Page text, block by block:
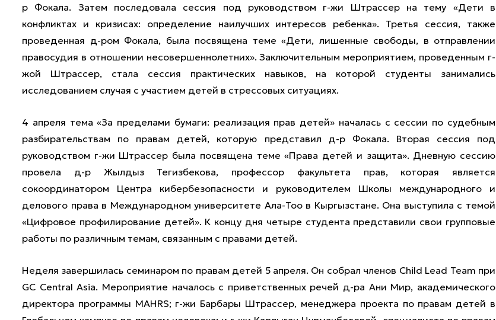
р Фокала. Затем последовала сессия под руководством г-жи Штрассер на тему «Дети в
конфликтах и кризисах: определение наилучших интересов ребенка». Третья сессия, также
проведенная д-ром Фокала, была посвящена теме «Дети, лишенные свободы, в отправлении
правосудия в отношении несовершеннолетних». Заключительным мероприятием, проведенным г-
жой Штрассер, стала сессия практических навыков, на которой студенты занимались
исследованием случая с участием детей в стрессовых ситуациях.
4 апреля тема «За пределами бумаги: реализация прав детей» началась с сессии по судебным
разбирательствам по правам детей, которую представил д-р Фокала. Вторая сессия под
руководством г-жи Штрассер была посвящена теме «Права детей и защита». Дневную сессию
провела д-р Жылдыз Тегизбекова, профессор факультета прав, которая является
сокоординатором Центра кибербезопасности и руководителем Школы международного и
делового права в Международном университете Ала-Тоо в Кыргызстане. Она выступила с темой
«Цифровое профилирование детей». К концу дня четыре студента представили свои групповые
работы по различным темам, связанным с правами детей.
Неделя завершилась семинаром по правам детей 5 апреля. Он собрал членов Child Lead Team при
GC Central Asia. Мероприятие началось с приветственных речей д-ра Ани Мир, академического
директора программы MAHRS; г-жи Барбары Штрассер, менеджера проекта по правам детей в